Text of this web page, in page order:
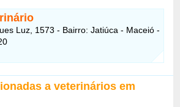
Luz, 1573 - Bairro: Jatiúca - Maceió -
a veterinários em